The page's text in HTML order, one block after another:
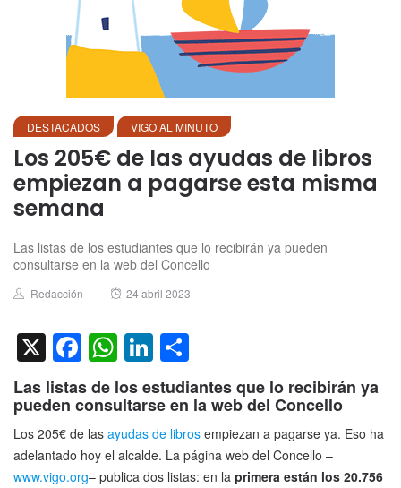
DESTACADOS VIGO AL MINUTO
Los 205€ de las ayudas de libros
empiezan a pagarse esta misma
semana
Las listas de los estudiantes que lo recibirán ya pueden
consultarse en la web del Concello
Author
Redacción
Posted
24 abril 2023
X Facebook
WhatsApp
LinkedIn
Las listas de los estudiantes que lo recibirán ya
pueden consultarse en la web del Concello
Los 205€ de las ayudas de libros empiezan a pagarse ya. Eso ha
adelantado hoy el alcalde. La página web del Concello –
www.vigo.org– publica dos listas: en la primera están los 20.756